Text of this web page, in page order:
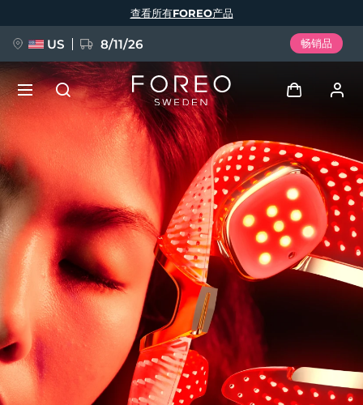
查看所有FOREO产品
US 8/11/26 畅销品
登录
用户信息
我的设备
我的订单
新品
FAQ™ Pure Beauty-Tech Elixir
BREAKING NEWS
issa™ Teeth Whitening Set
语言
English Deutsch
Español
Français
Italiano
Português
Polski
Svenska
Русский
Türkçe
简体中文 繁體中文
发货国家